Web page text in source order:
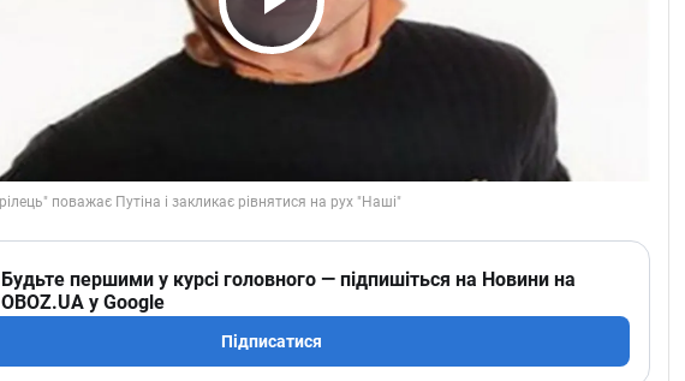
Play Video
Будьте першими у курсі головного — підпишіться на Новини на
OBOZ.UA у Google
Підписатися